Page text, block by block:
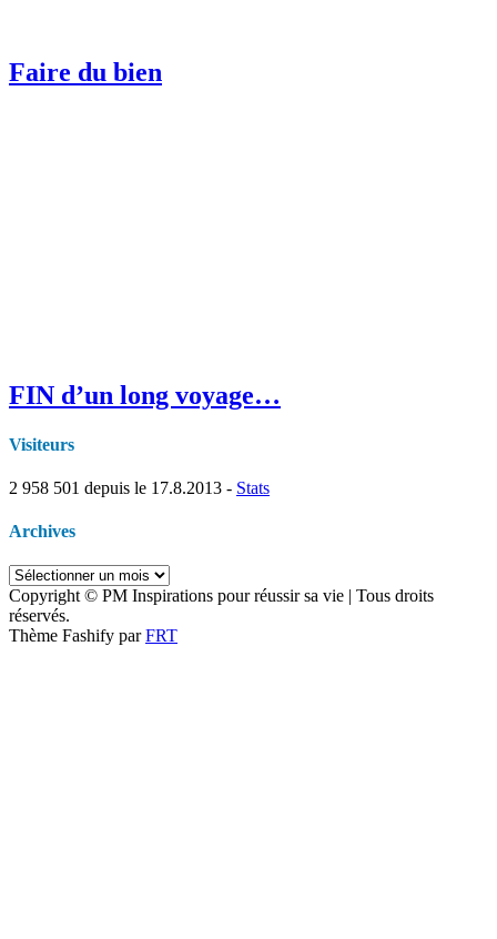
Faire du bien
FIN d’un long voyage…
Visiteurs
2 958 501 depuis le 17.8.2013 - Stats
Archives
Archives
Copyright © PM Inspirations pour réussir sa vie | Tous droits
réservés.
Thème Fashify parFRT